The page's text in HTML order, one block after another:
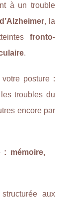
à un trouble
, la
fronto-
.
posture :
troubles du
encore par
: mémoire,
aux